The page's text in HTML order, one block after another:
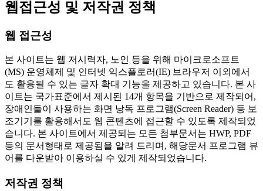
웹접근성 및 저작권 정책
웹 접근성
본 사이트는 웹 저시력자, 노인 등을 위해 마이크로소프트
(MS) 운영체제 및 인터넷 익스플로러(IE) 브라우저 이외에서
도 활용될 수 있는 글자 확대 기능을 제공하고 있습니다. 본 사
이트는 국가표준에서 제시된 14개 항목을 기반으로 제작되어,
장애인들이 사용하는 화면 낭독 프로그램(Screen Reader) 등 보
조기기를 활용해서도 웹 콘텐츠에 접근할 수 있도록 제작되었
습니다. 본 사이트에서 제공되는 모든 첨부문서는 HWP, PDF
등의 문서형태로 제공됨을 알려 드리며, 해당문서 프로그램 뷰
어를 다운받아 이용하실 수 있게 제작되었습니다.
저작권 정책